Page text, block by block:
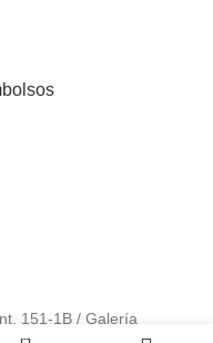
151-1B / Galería
0